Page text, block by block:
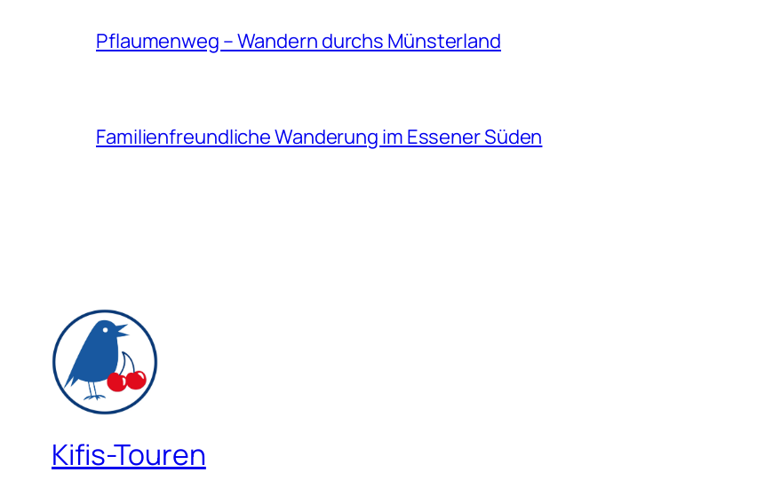
Pflaumenweg – Wandern durchs Münsterland
Familienfreundliche Wanderung im Essener Süden
Kifis-Touren